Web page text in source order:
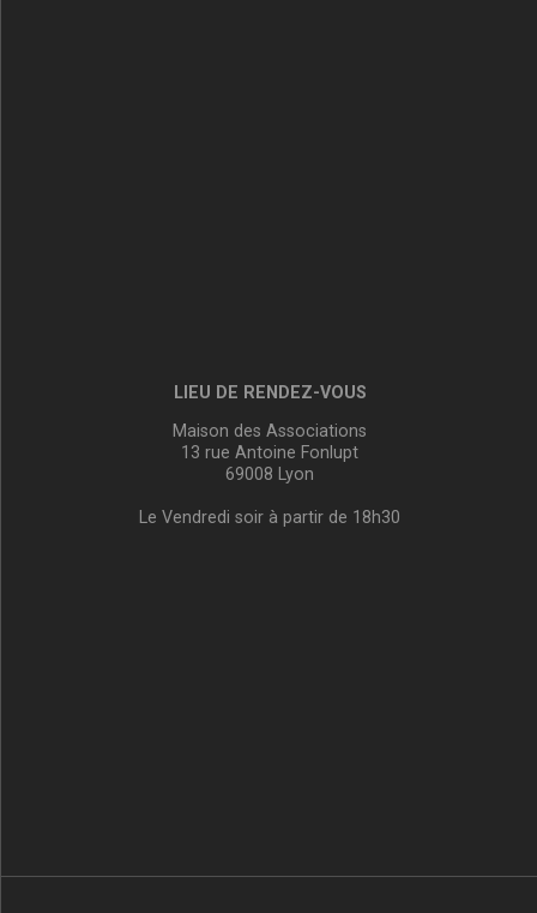
LIEU DE RENDEZ-VOUS
Maison des Associations
13 rue Antoine Fonlupt
69008 Lyon
Le Vendredi soir à partir de 18h30